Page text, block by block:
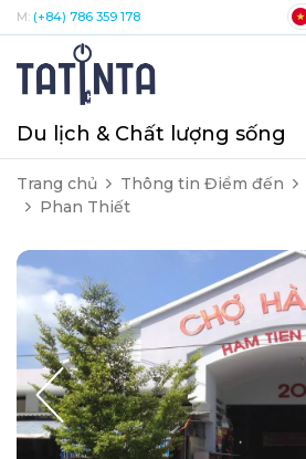
M: (+84) 786 359 178
Du lịch & Chất lượng sống
Trang chủ Thông tin Điểm đến
Phan Thiết